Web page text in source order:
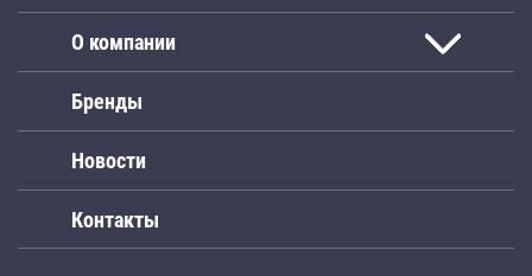
О компании
Бренды
Новости
Контакты